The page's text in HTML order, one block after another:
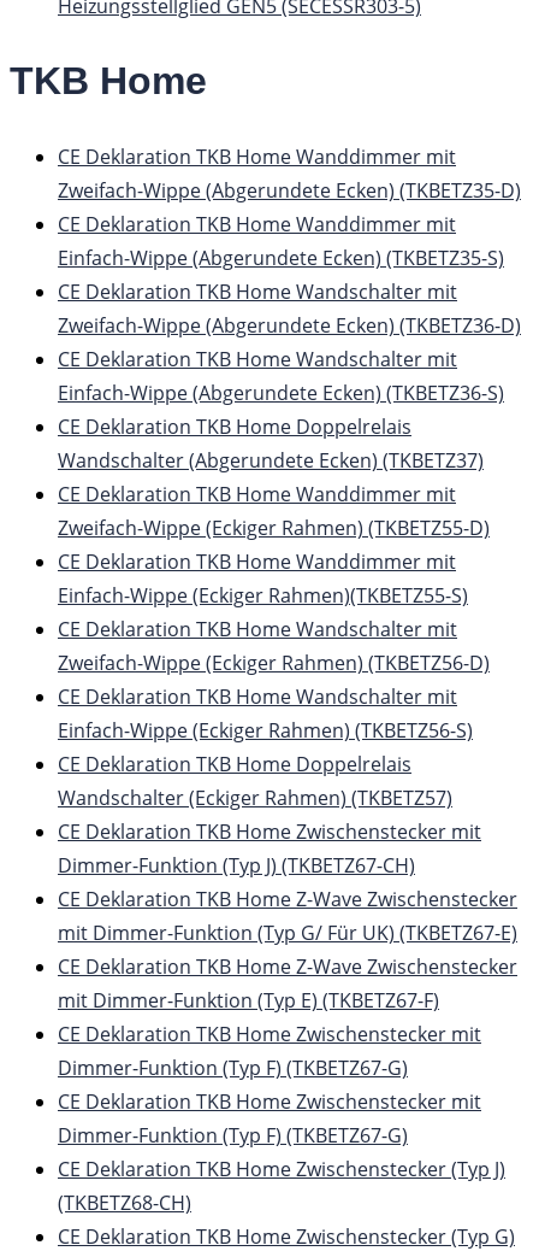
Heizungsstellglied GEN5 (SECESSR303-5)
TKB Home
CE Deklaration TKB Home Wanddimmer mit
Zweifach-Wippe (Abgerundete Ecken) (TKBETZ35-D)
CE Deklaration TKB Home Wanddimmer mit
Einfach-Wippe (Abgerundete Ecken) (TKBETZ35-S)
CE Deklaration TKB Home Wandschalter mit
Zweifach-Wippe (Abgerundete Ecken) (TKBETZ36-D)
CE Deklaration TKB Home Wandschalter mit
Einfach-Wippe (Abgerundete Ecken) (TKBETZ36-S)
CE Deklaration TKB Home Doppelrelais
Wandschalter (Abgerundete Ecken) (TKBETZ37)
CE Deklaration TKB Home Wanddimmer mit
Zweifach-Wippe (Eckiger Rahmen) (TKBETZ55-D)
CE Deklaration TKB Home Wanddimmer mit
Einfach-Wippe (Eckiger Rahmen)(TKBETZ55-S)
CE Deklaration TKB Home Wandschalter mit
Zweifach-Wippe (Eckiger Rahmen) (TKBETZ56-D)
CE Deklaration TKB Home Wandschalter mit
Einfach-Wippe (Eckiger Rahmen) (TKBETZ56-S)
CE Deklaration TKB Home Doppelrelais
Wandschalter (Eckiger Rahmen) (TKBETZ57)
CE Deklaration TKB Home Zwischenstecker mit
Dimmer-Funktion (Typ J) (TKBETZ67-CH)
CE Deklaration TKB Home Z-Wave Zwischenstecker
mit Dimmer-Funktion (Typ G/ Für UK) (TKBETZ67-E)
CE Deklaration TKB Home Z-Wave Zwischenstecker
mit Dimmer-Funktion (Typ E) (TKBETZ67-F)
CE Deklaration TKB Home Zwischenstecker mit
Dimmer-Funktion (Typ F) (TKBETZ67-G)
CE Deklaration TKB Home Zwischenstecker mit
Dimmer-Funktion (Typ F) (TKBETZ67-G)
CE Deklaration TKB Home Zwischenstecker (Typ J)
(TKBETZ68-CH)
CE Deklaration TKB Home Zwischenstecker (Typ G)